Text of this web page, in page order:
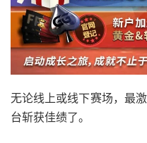
无论线上或线下赛场，最
台斩获佳绩了。